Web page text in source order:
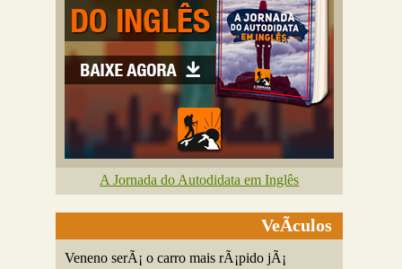
A Jornada do Autodidata em Inglês
VeÃ­culos
Veneno serÃ¡ o carro mais rÃ¡pido jÃ¡